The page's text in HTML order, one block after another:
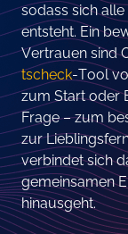
sodass sich
entsteht. Ein
Vertrauen sind
tscheck-Tool
zum Start oder
Frage – zum
zur
verbindet sich
gemeinsamen
hinausgeht.